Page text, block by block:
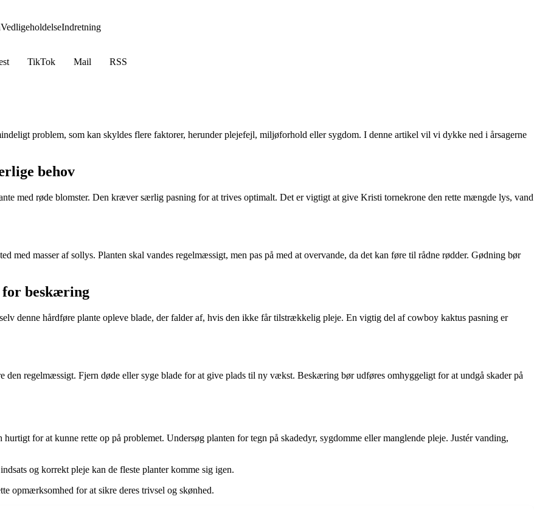
VedligeholdelseIndretning
TikTok Mail
RSS
problem, som kan skyldes flere faktorer, herunder plejefejl, miljøforhold eller sygdom. I denne artikel vil vi dykke ned i årsagerne
behov
med røde blomster. Den kræver særlig pasning for at trives optimalt. Det er vigtigt at give Kristi tornekrone den rette mængde lys, vand
med masser af sollys. Planten skal vandes regelmæssigt, men pas på med at overvande, da det kan føre til rådne rødder. Gødning bør
for beskæring
denne hårdføre plante opleve blade, der falder af, hvis den ikke får tilstrækkelig pleje. En vigtig del af cowboy kaktus pasning er
den regelmæssigt. Fjern døde eller syge blade for at give plads til ny vækst. Beskæring bør udføres omhyggeligt for at undgå skader på
for at kunne rette op på problemet. Undersøg planten for tegn på skadedyr, sygdomme eller manglende pleje. Justér vanding,
og korrekt pleje kan de fleste planter komme sig igen.
opmærksomhed for at sikre deres trivsel og skønhed.